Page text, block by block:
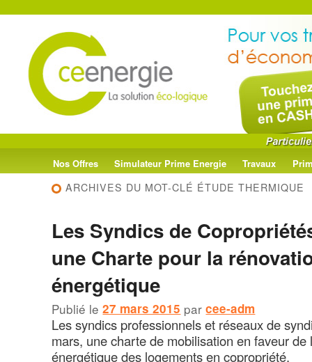
Aller
au
contenu
principal
Aller
au
contenu
secondaire
Nos Offres Simulateur Prime Energie Travaux
ARCHIVES DU MOT-CLÉ ÉTUDE THERMIQUE
Les Syndics de
une Charte pour la
énergétique
Publié le27 mars 2015 parcee-adm
Les syndics professionnels et réseaux de
mars, une charte de mobilisation en faveur de
énergétique des logements en copropriété.